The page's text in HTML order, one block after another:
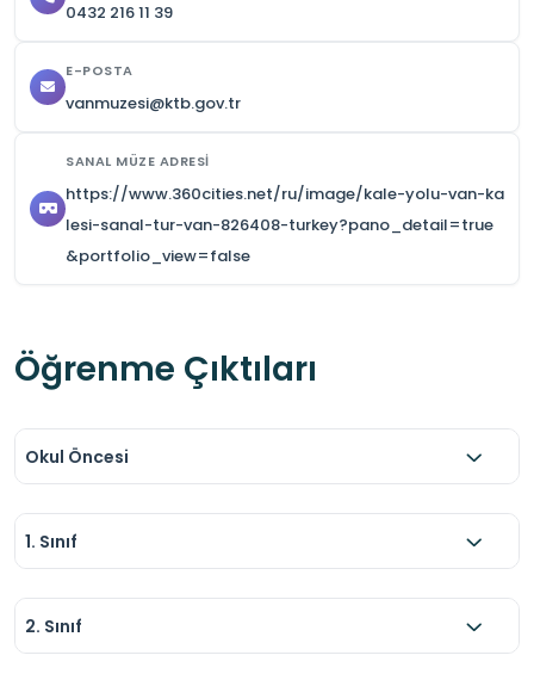
0432 216 11 39
E-POSTA
vanmuzesi@ktb.gov.tr
SANAL MÜZE ADRESI
https://www.360cities.net/ru/image/kale-yolu-van-ka
lesi-sanal-tur-van-826408-turkey?pano_detail=true
&portfolio_view=false
Öğrenme Çıktıları
Okul Öncesi
1. Sınıf
2. Sınıf